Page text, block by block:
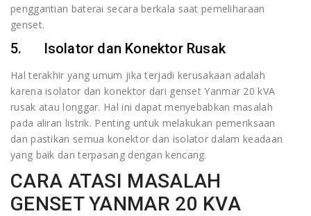
penggantian baterai secara berkala saat pemeliharaan
genset.
5. Isolator dan Konektor Rusak
Hal terakhir yang umum jika terjadi kerusakaan adalah
karena isolator dan konektor dari genset Yanmar 20 kVA
rusak atau longgar. Hal ini dapat menyebabkan masalah
pada aliran listrik. Penting untuk melakukan pemeriksaan
dan pastikan semua konektor dan isolator dalam keadaan
yang baik dan terpasang dengan kencang.
CARA ATASI MASALAH
GENSET YANMAR 20 KVA